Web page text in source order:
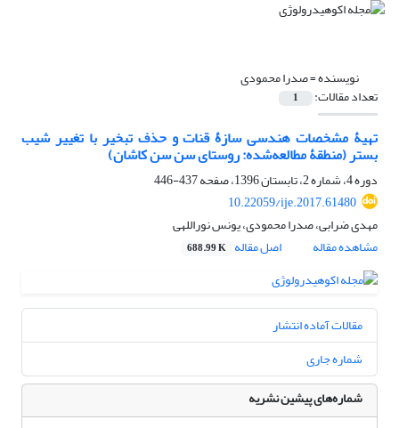
نویسنده =صدرا محمودی
تعداد مقالات: 1
تهیۀ مشخصات هندسی سازۀ قنات و حذف تبخیر با تغییر شیب
بستر (منطقۀ مطالعه‌شده: روستای سن‏ سن کاشان)
دوره 4، شماره 2، تابستان 1396، صفحه
437-446
10.22059/ije.2017.61480
مهدی ضرابی، صدرا محمودی، یونس نوراللهی
مشاهده مقاله
اصل مقاله 688.99 K
مقالات آماده انتشار
شماره جاری
شماره‌های پیشین نشریه